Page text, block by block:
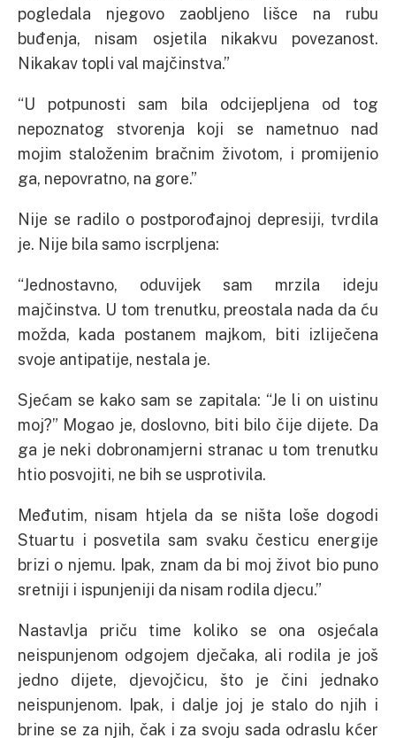
pogledala njegovo zaobljeno lišce na rubu
buđenja, nisam osjetila nikakvu povezanost.
Nikakav topli val majčinstva.”
“U potpunosti sam bila odcijepljena od tog
nepoznatog stvorenja koji se nametnuo nad
mojim staloženim bračnim životom, i promijenio
ga, nepovratno, na gore.”
Nije se radilo o postporođajnoj depresiji, tvrdila
je. Nije bila samo iscrpljena:
“Jednostavno, oduvijek sam mrzila ideju
majčinstva. U tom trenutku, preostala nada da ću
možda, kada postanem majkom, biti izliječena
svoje antipatije, nestala je.
Sjećam se kako sam se zapitala: “Je li on uistinu
moj?” Mogao je, doslovno, biti bilo čije dijete. Da
ga je neki dobronamjerni stranac u tom trenutku
htio posvojiti, ne bih se usprotivila.
Međutim, nisam htjela da se ništa loše dogodi
Stuartu i posvetila sam svaku česticu energije
brizi o njemu. Ipak, znam da bi moj život bio puno
sretniji i ispunjeniji da nisam rodila djecu.”
Nastavlja priču time koliko se ona osjećala
neispunjenom odgojem dječaka, ali rodila je još
jedno dijete, djevojčicu, što je čini jednako
neispunjenom. Ipak, i dalje joj je stalo do njih i
brine se za njih, čak i za svoju sada odraslu kćer